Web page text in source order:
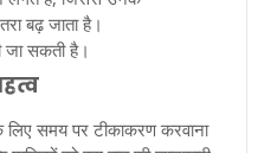
बढ़ जाता है।
जा सकती है।
लिए समय पर टीकाकरण करवाना